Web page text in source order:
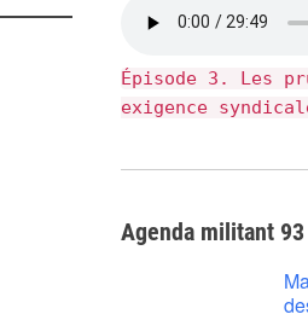
Épisode 3. Les
exigence
Agenda militant 93